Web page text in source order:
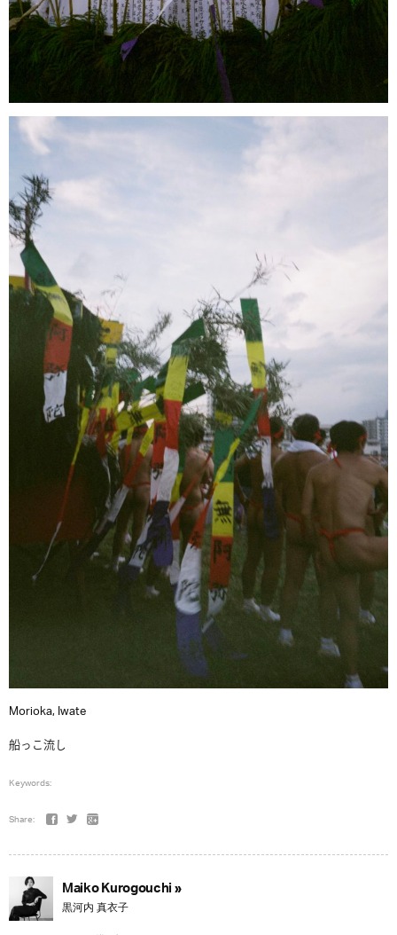
Morioka, Iwate
船っこ流し
Keywords:
Share:
Maiko Kurogouchi »
黒河内 真衣子